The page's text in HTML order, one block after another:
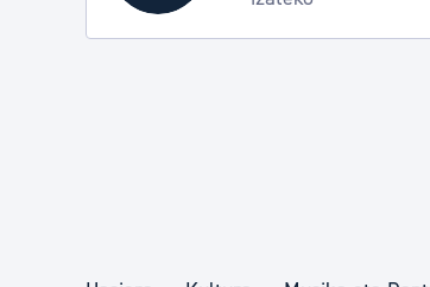
Errolda eta gai pertsonalak